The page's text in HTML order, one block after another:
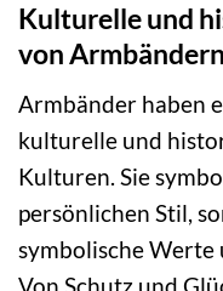
Kulturelle und
von Armbändern
Armbänder haben
kulturelle und
Kulturen. Sie
persönlichen Stil,
symbolische Werte